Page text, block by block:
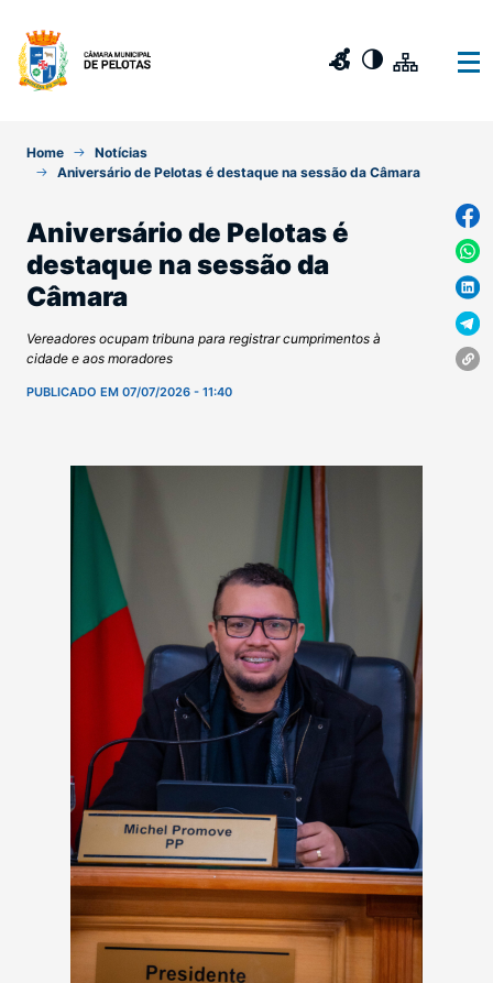
Home
Notícias
Aniversário de Pelotas é destaque na sessão da Câmara
Aniversário de Pelotas é
destaque na sessão da
Câmara
Vereadores ocupam tribuna para registrar cumprimentos à
cidade e aos moradores
PUBLICADO EM 07/07/2026 - 11:40